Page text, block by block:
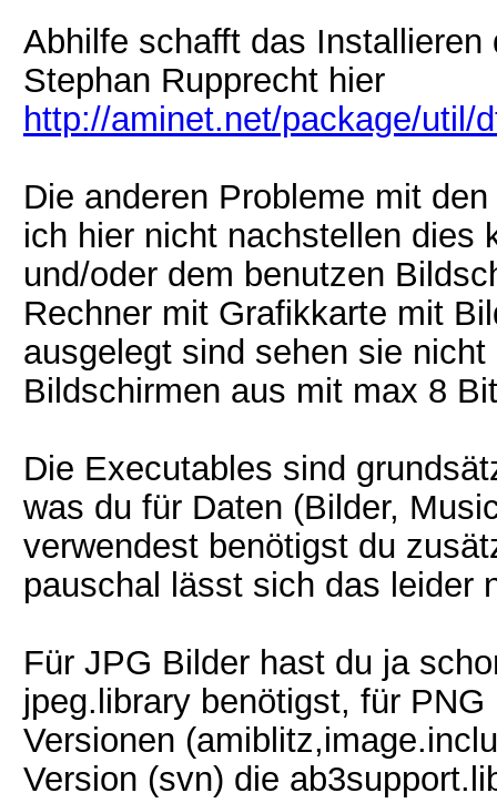
Abhilfe schafft das
Stephan Rupprecht hier
http://aminet.net/package/util/
Die anderen Probleme mit
ich hier nicht nachstellen dies
und/oder dem benutzen
Rechner mit Grafikkarte mit
ausgelegt sind sehen sie
Bildschirmen aus mit max 8
Die Executables sind
was du für Daten (Bilder,
verwendest benötigst du
pauschal lässt sich das leider
Für JPG Bilder hast du ja
jpeg.library benötigst, für
Versionen
Version (svn) die